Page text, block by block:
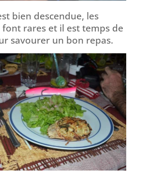
bien descendue, les
font rares et il est temps de
savourer un bon repas.